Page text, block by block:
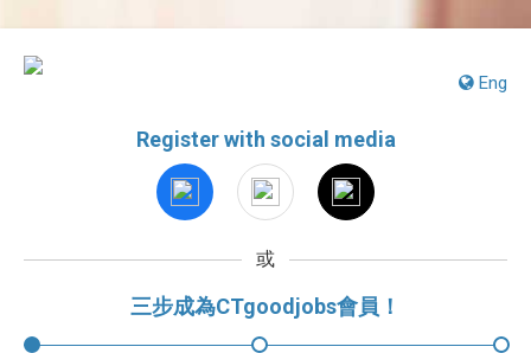
Eng
Register with social media
或
三步成為CTgoodjobs會員！